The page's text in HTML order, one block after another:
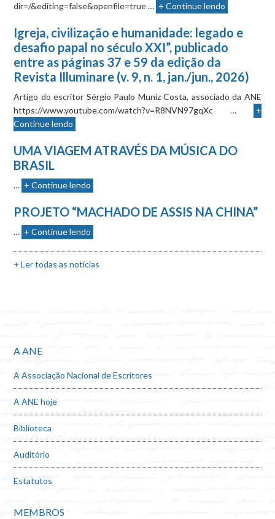
dir=/&editing=false&openfile=true … + Continue lendo
Igreja, civilização e humanidade: legado e
desafio papal no século XXI”, publicado
entre as páginas 37 e 59 da edição da
Revista Illuminare (v. 9, n. 1, jan./jun., 2026)
Artigo do escritor Sérgio Paulo Muniz Costa, associado da ANE
https://www.youtube.com/watch?v=R8NVN97gqXc …
+
Continue lendo
UMA VIAGEM ATRAVÉS DA MÚSICA DO
BRASIL
… + Continue lendo
PROJETO “MACHADO DE ASSIS NA CHINA”
… + Continue lendo
+ Ler todas as notícias
A ANE
A Associação Nacional de Escritores
A ANE hoje
Biblioteca
Auditório
Estatutos
MEMBROS